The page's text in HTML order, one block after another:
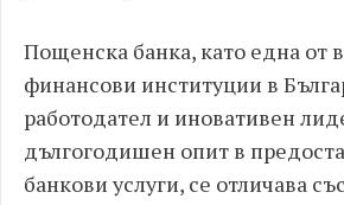
Пощенска банка, като една от
финансови институции в
работодател и иновативен
дългогодишен опит в
банкови услуги, се отличава